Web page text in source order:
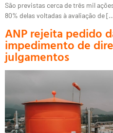
São previstas cerca de três mil
80% delas voltadas à avaliação de
ANP rejeita pedido
impedimento de
julgamentos